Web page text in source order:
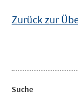
Zurück zur
Suche